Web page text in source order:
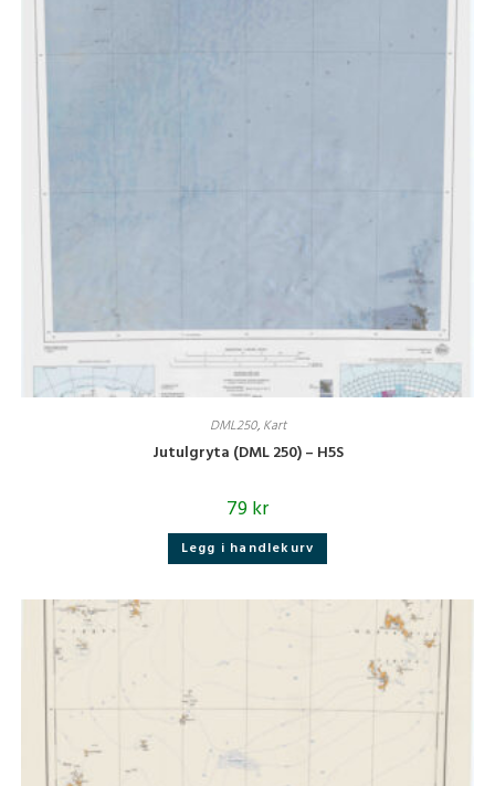
DML250, Kart
Jutulgryta (DML 250) – H5S
79kr
Legg i handlekurv